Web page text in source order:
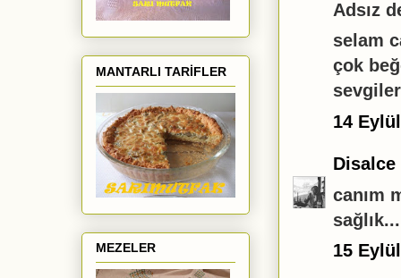
Adsız
selam
çok
14
Disalce
canım
15
MANTARLI TARİFLER
MEZELER